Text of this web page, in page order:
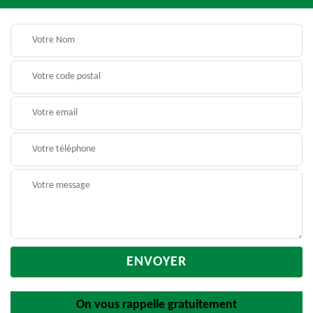
On vous rappelle gratuitement